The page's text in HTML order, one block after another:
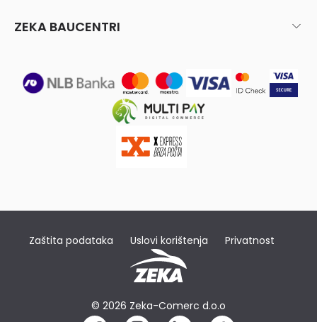
ZEKA BAUCENTRI
Zaštita podataka Uslovi korištenja Privatnost
© 2026 Zeka-Comerc d.o.o